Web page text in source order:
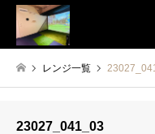
レンジ一覧
23027_041_03